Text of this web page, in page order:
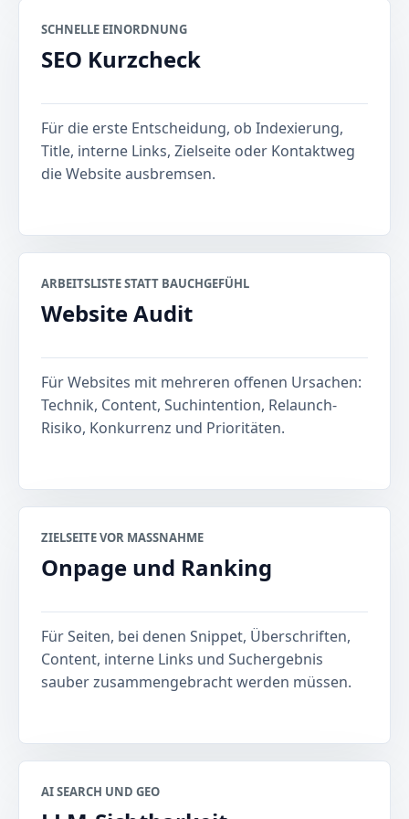
SCHNELLE EINORDNUNG
SEO Kurzcheck
Für die erste Entscheidung, ob Indexierung,
Title, interne Links, Zielseite oder Kontaktweg
die Website ausbremsen.
ARBEITSLISTE STATT BAUCHGEFÜHL
Website Audit
Für Websites mit mehreren offenen Ursachen:
Technik, Content, Suchintention, Relaunch-
Risiko, Konkurrenz und Prioritäten.
ZIELSEITE VOR MASSNAHME
Onpage und Ranking
Für Seiten, bei denen Snippet, Überschriften,
Content, interne Links und Suchergebnis
sauber zusammengebracht werden müssen.
AI SEARCH UND GEO